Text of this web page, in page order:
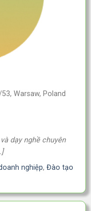
Warsaw, Poland
dạy nghề chuyên
nghiệp, Đào tạo